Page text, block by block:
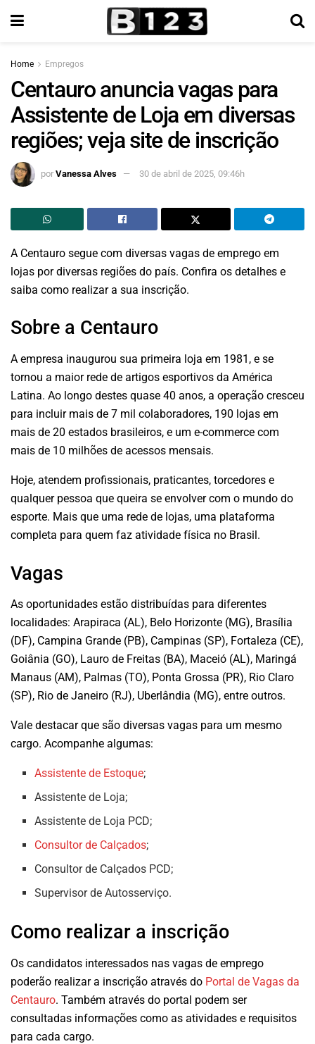
Home Empregos
Centauro anuncia vagas para
Assistente de Loja em diversas
regiões; veja site de inscrição
por Vanessa Alves 30 de abril de 2025, 09:46h
A Centauro segue com diversas vagas de emprego em
lojas por diversas regiões do país. Confira os detalhes e
saiba como realizar a sua inscrição.
Sobre a Centauro
A empresa inaugurou sua primeira loja em 1981, e se
tornou a maior rede de artigos esportivos da América
Latina. Ao longo destes quase 40 anos, a operação cresceu
para incluir mais de 7 mil colaboradores, 190 lojas em
mais de 20 estados brasileiros, e um e-commerce com
mais de 10 milhões de acessos mensais.
Hoje, atendem profissionais, praticantes, torcedores e
qualquer pessoa que queira se envolver com o mundo do
esporte. Mais que uma rede de lojas, uma plataforma
completa para quem faz atividade física no Brasil.
Vagas
As oportunidades estão distribuídas para diferentes
localidades: Arapiraca (AL), Belo Horizonte (MG), Brasília
(DF), Campina Grande (PB), Campinas (SP), Fortaleza (CE),
Goiânia (GO), Lauro de Freitas (BA), Maceió (AL), Maringá
Manaus (AM), Palmas (TO), Ponta Grossa (PR), Rio Claro
(SP), Rio de Janeiro (RJ), Uberlândia (MG), entre outros.
Vale destacar que são diversas vagas para um mesmo
cargo. Acompanhe algumas:
Assistente de Estoque;
Assistente de Loja;
Assistente de Loja PCD;
Consultor de Calçados;
Consultor de Calçados PCD;
Supervisor de Autosserviço.
Como realizar a inscrição
Os candidatos interessados nas vagas de emprego
poderão realizar a inscrição através do Portal de Vagas da
Centauro. Também através do portal podem ser
consultadas informações como as atividades e requisitos
para cada cargo.